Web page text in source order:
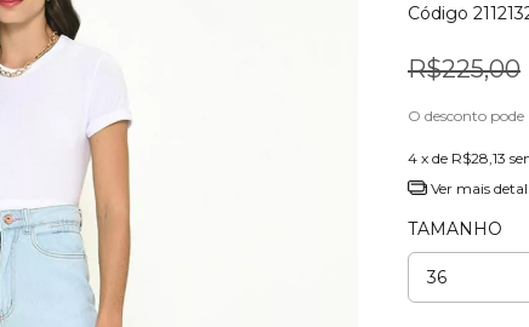
Código
R$225,00
O desconto
4 x de R$28,13
Ver mais
TAMANHO